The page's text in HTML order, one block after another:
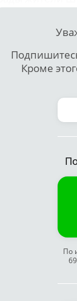
Кроме
По